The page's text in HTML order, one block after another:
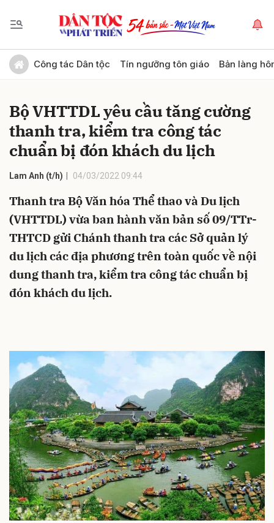
Công tác Dân tộc Tín ngưỡng tôn giáo Bản làng
Bộ VHTTDL yêu cầu tăng cường
thanh tra, kiểm tra công tác
chuẩn bị đón khách du lịch
Lam Anh (t/h) 04/03/2022 09:44
Thanh tra Bộ Văn hóa Thể thao và Du lịch
(VHTTDL) vừa ban hành văn bản số 09/TTr-
THTCD gửi Chánh thanh tra các Sở quản lý
du lịch các địa phương trên toàn quốc về nội
dung thanh tra, kiểm tra công tác chuẩn bị
đón khách du lịch.
Gửi bình luận